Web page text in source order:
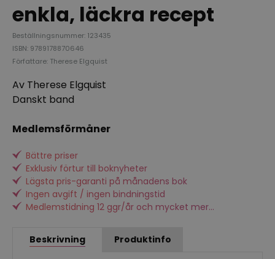
enkla, läckra recept
Beställningsnummer: 123435
ISBN: 9789178870646
Författare: Therese Elgquist
Av Therese Elgquist
Danskt band
Medlemsförmåner
Bättre priser
Exklusiv förtur till boknyheter
Lägsta pris-garanti på månadens bok
Ingen avgift / ingen bindningstid
Medlemstidning 12 ggr/år och mycket mer...
Beskrivning Produktinfo